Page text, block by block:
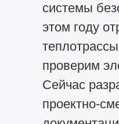
системы
этом году
проверим
Сейчас
проектно-